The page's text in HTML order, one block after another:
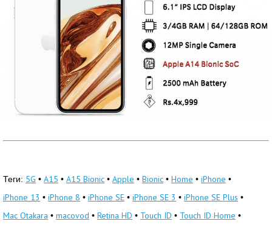
Теги: 5G • A15 • A15 Bionic • Apple • Bionic • Home • iPhone •
iPhone 13 • iPhone 8 • iPhone SE • iPhone SE 3 • iPhone SE Plus •
Mac Otakara • macovod • Retina HD • Touch ID • Touch ID Home •